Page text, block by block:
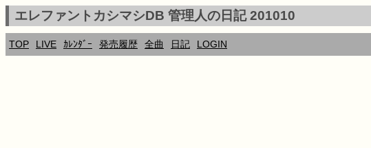
エレファントカシマシDB 管理人の日記 201010
TOP LIVE ｶﾚﾝﾀﾞｰ 発売履歴 全曲 日記 LOGIN